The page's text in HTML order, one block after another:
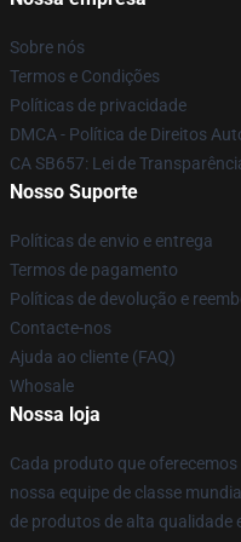
Sobre nós
Termos e Condições
Políticas de privacidade
DMCA - Política de Direitos
CA SB657: Lei de
Nosso Suporte
Políticas de envio e entrega
Termos de pagamento
Políticas de devolução e
Contacte-nos
Ajuda ao cliente (FAQ)
Whosale
Nossa loja
Cada produto que
nossa equipe de classe
de produtos de alta qualidade